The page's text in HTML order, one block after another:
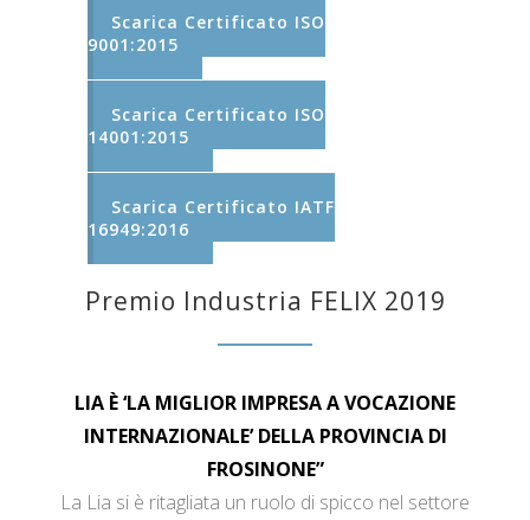
Scarica Certificato ISO
9001:2015
Scarica Certificato ISO
14001:2015
Scarica Certificato IATF
16949:2016
Premio Industria FELIX 2019
LIA È ‘LA MIGLIOR IMPRESA A VOCAZIONE
INTERNAZIONALE’ DELLA PROVINCIA DI
FROSINONE”
La Lia si è ritagliata un ruolo di spicco nel settore